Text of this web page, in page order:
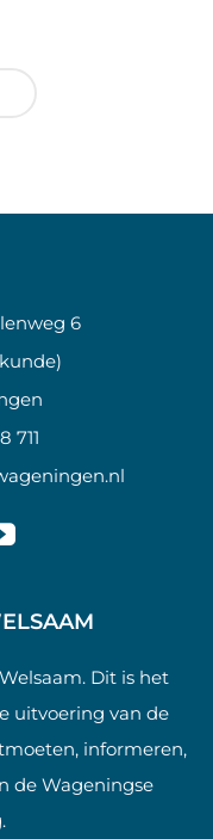
6
711
Dit is het
uitvoering van de
informeren,
de Wageningse